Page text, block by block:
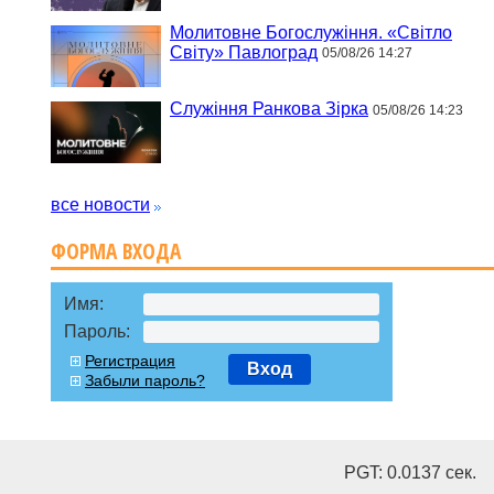
Молитовне Богослужіння. «Світло
Світу» Павлоград 05/08/26 14:27
Служіння Ранкова Зірка 05/08/26 14:23
все новости
ФОРМА ВХОДА
Имя:
Пароль:
Регистрация
Забыли пароль?
Вход
PGT: 0.0137 cек.